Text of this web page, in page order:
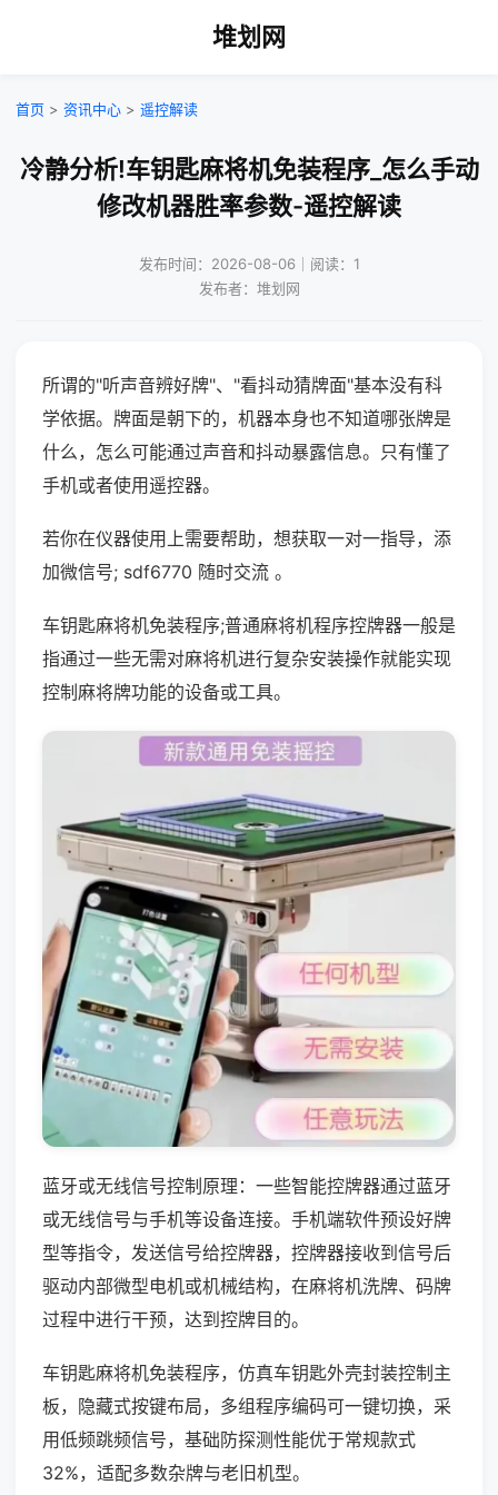
堆划网
首页 > 资讯中心 > 遥控解读
冷静分析!车钥匙麻将机免装程序_怎么手动
修改机器胜率参数-遥控解读
发布时间：2026-08-06｜阅读：1
发布者：堆划网
所谓的"听声音辨好牌"、"看抖动猜牌面"基本没有科
学依据。牌面是朝下的，机器本身也不知道哪张牌是
什么，怎么可能通过声音和抖动暴露信息。只有懂了
手机或者使用遥控器。
若你在仪器使用上需要帮助，想获取一对一指导，添
加微信号; sdf6770 随时交流 。
车钥匙麻将机免装程序;普通麻将机程序控牌器一般是
指通过一些无需对麻将机进行复杂安装操作就能实现
控制麻将牌功能的设备或工具。
蓝牙或无线信号控制原理：一些智能控牌器通过蓝牙
或无线信号与手机等设备连接。手机端软件预设好牌
型等指令，发送信号给控牌器，控牌器接收到信号后
驱动内部微型电机或机械结构，在麻将机洗牌、码牌
过程中进行干预，达到控牌目的。
车钥匙麻将机免装程序，仿真车钥匙外壳封装控制主
板，隐藏式按键布局，多组程序编码可一键切换，采
用低频跳频信号，基础防探测性能优于常规款式
32%，适配多数杂牌与老旧机型。